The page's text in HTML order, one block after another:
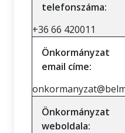
telefonszáma:
+36 66 420011
Önkormányzat
email címe:
Önkormányzat
weboldala: